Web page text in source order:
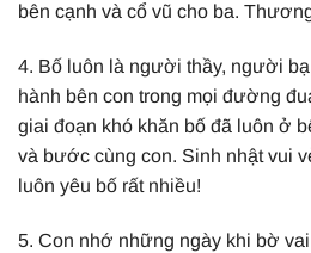
bên cạnh và cổ vũ cho ba.
4. Bố luôn là người thầy, người
hành bên con trong mọi đường
giai đoạn khó khăn bố đã luôn ở
và bước cùng con. Sinh nhật vui
luôn yêu bố rất nhiều!
5. Con nhớ những ngày khi bờ